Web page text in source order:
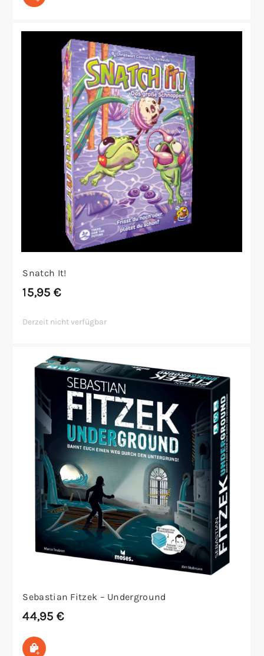
Snatch It!
15,95€
Derzeit nicht verfügbar
Sebastian Fitzek – Underground
44,95€
In den Warenkorb